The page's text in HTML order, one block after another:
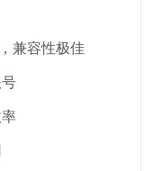
兼容性极佳